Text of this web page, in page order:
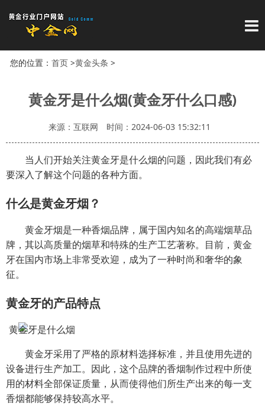
导
您的位置： 首页>黄金头条 >
黄金牙是什么烟(黄金牙什么口感)
来源：互联网 时间：2024-06-03 15:32:11
当人们开始关注黄金牙是什么烟的问题，因此我们有必
要深入了解这个问题的各种方面。
什么是黄金牙烟？
黄金牙烟是一种香烟品牌，属于国内知名的高端烟草品
牌，其以高质量的烟草和特殊的生产工艺著称。目前，黄金
牙在国内市场上非常受欢迎，成为了一种时尚和奢华的象
征。
黄金牙的产品特点
黄金牙采用了严格的原材料选择标准，并且使用先进的
设备进行生产加工。因此，这个品牌的香烟制作过程中所使
用的材料全部保证质量，从而使得他们所生产出来的每一支
香烟都能够保持较高水平。